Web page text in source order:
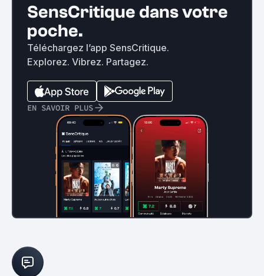
SensCritique dans votre
poche.
Téléchargez l’app SensCritique.
Explorez. Vibrez. Partagez.
EN SAVOIR PLUS